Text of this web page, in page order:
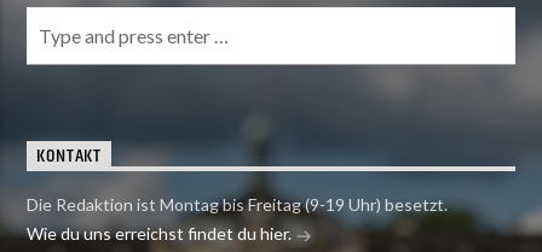
KONTAKT
Die Redaktion ist Montag bis Freitag (9-19 Uhr) besetzt.
Wie du uns erreichst findet du hier.